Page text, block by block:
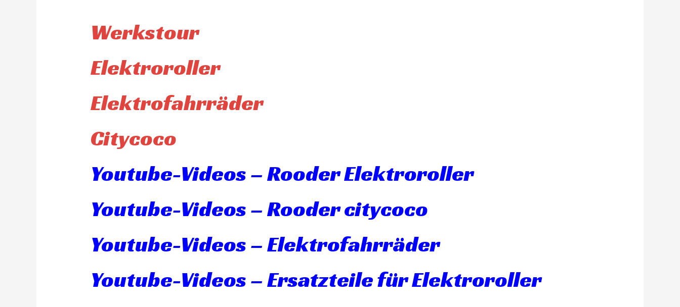
Werkstour
Elektroroller
Elektrofahrräder
Citycoco
Youtube-Videos – Rooder Elektroroller
Youtube-Videos – Rooder citycoco
Youtube-Videos – Elektrofahrräder
Youtube-Videos – Ersatzteile für Elektroroller